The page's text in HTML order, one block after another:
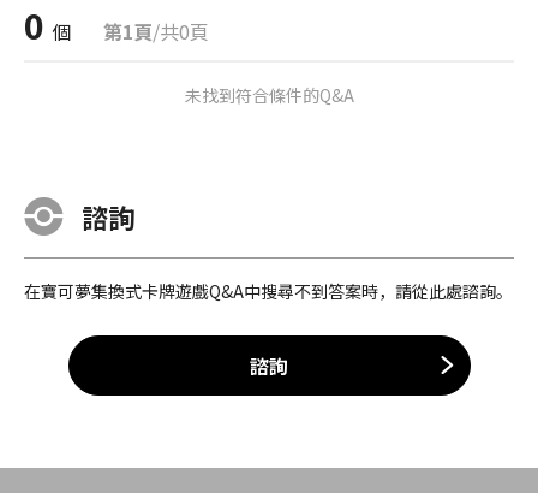
0 個 第1頁/共0頁
未找到符合條件的Q&A
諮詢
在寶可夢集換式卡牌遊戲Q&A中搜尋不到答案時，請從此處諮詢。
諮詢